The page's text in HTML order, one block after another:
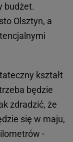
budżet.
Olsztyn, a
kształt
będzie
zdradzić, że
się w maju,
-